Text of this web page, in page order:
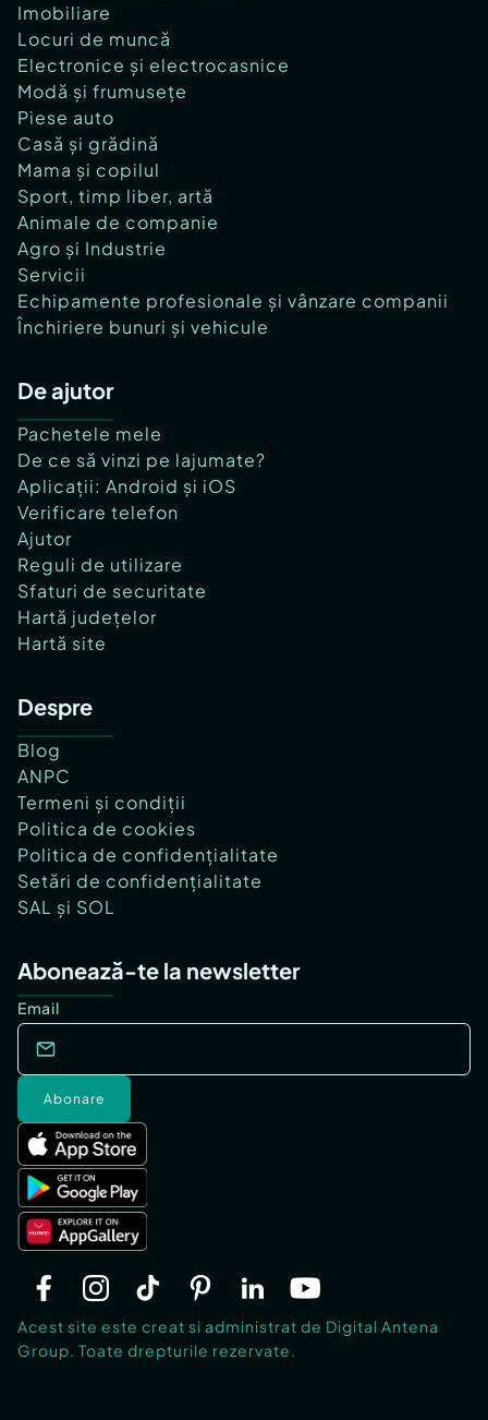
Imobiliare
Locuri de muncă
Electronice și electrocasnice
Modă și frumusețe
Piese auto
Casă și grădină
Mama și copilul
Sport, timp liber, artă
Animale de companie
Agro și Industrie
Servicii
Echipamente profesionale și vânzare companii
Închiriere bunuri și vehicule
De ajutor
Pachetele mele
De ce să vinzi pe lajumate?
Aplicații: Android și iOS
Verificare telefon
Ajutor
Reguli de utilizare
Sfaturi de securitate
Hartă județelor
Hartă site
Despre
Blog
ANPC
Termeni și condiții
Politica de cookies
Politica de confidențialitate
Setări de confidențialitate
SAL și SOL
Abonează-te la newsletter
Email
Abonare
Acest site este creat si administrat de Digital Antena
Group. Toate drepturile rezervate.